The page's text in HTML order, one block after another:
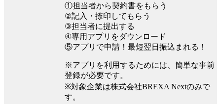
①担当者から契約書をもらう
②記入・捺印してもらう
③担当者に提出する
④専用アプリをダウンロード
⑤アプリで申請！最短翌日振込まれる！
※アプリを利用するためには、簡単な事前
登録が必要です。
※対象企業は株式会社BREXA Nextのみで
す。